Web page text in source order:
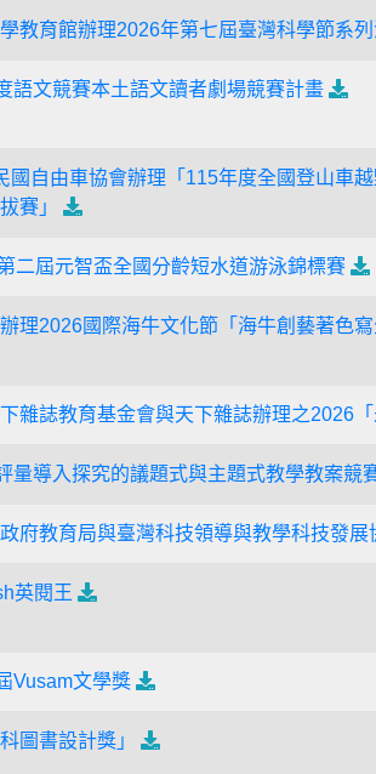
教育館辦理2026年第七屆臺灣科學節系
語文競賽本土語文讀者劇場競賽計畫
國自由車協會辦理「115年度全國登山車
賽」
二屆元智盃全國分齡短水道游泳錦標賽
理2026國際海牛文化節「海牛創藝著色寫
雜誌教育基金會與天下雜誌辦理之2026
量導入探究的議題式與主題式教學教案競
府教育局與臺灣科技領導與教學科技發
英閱王
Vusam文學獎
圖書設計獎」